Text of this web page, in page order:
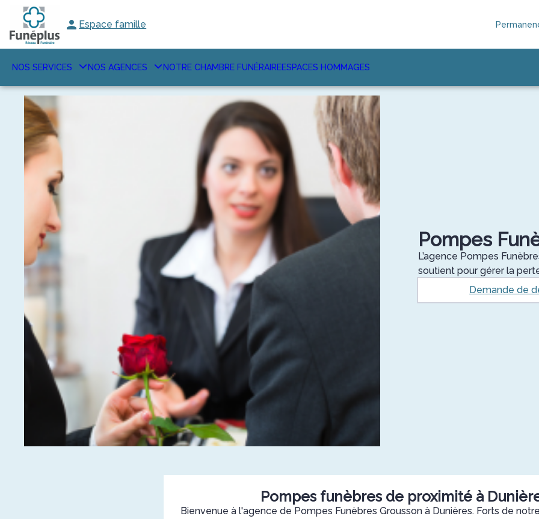
Espace famille
NOS SERVICES NOS AGENCES NOTRE CHAMBRE FUNÉRAIREESPACES HOMMAGES
Pompes
L’agence Pompes
soutient pour gérer la
Demande de
Pompes funèbres de proximité à
Bienvenue à l'agence de Pompes Funèbres Grousson à Dunières. Forts de